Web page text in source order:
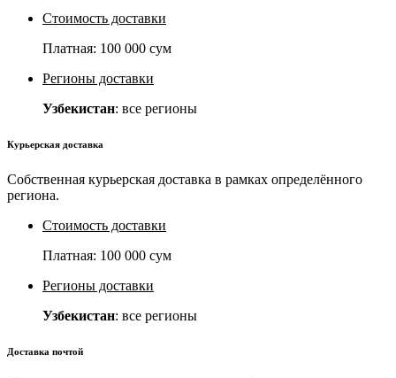
Стоимость доставки
Платная: 100 000 сум
Регионы доставки
Узбекистан: все регионы
Курьерская доставка
Собственная курьерская доставка в рамках определённого
региона.
Стоимость доставки
Платная: 100 000 сум
Регионы доставки
Узбекистан: все регионы
Доставка почтой